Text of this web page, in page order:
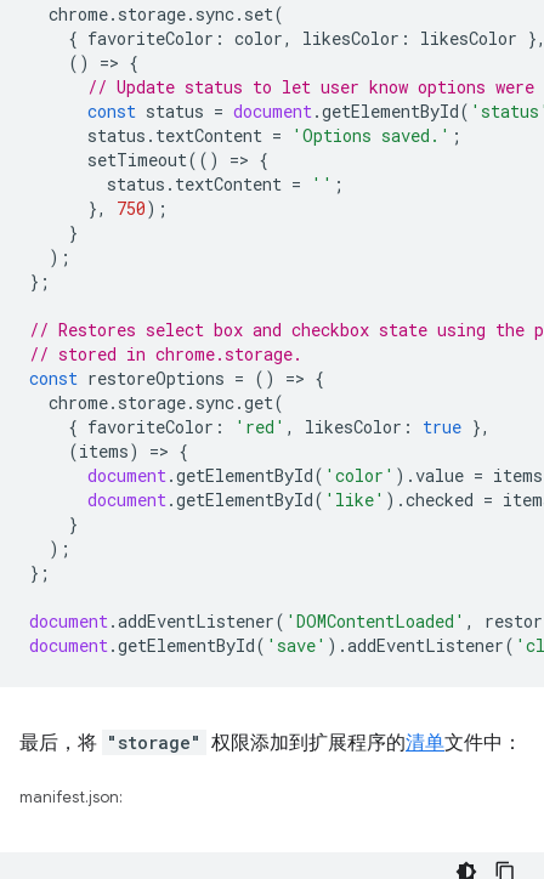
chrome. storage. sync. set(
{ favoriteColor : color, likesColor : likesColor
()
=> {
// Update status to let user know options were
const status = document.getElementById(
status . textContent = 'Options saved.' ;
setTimeout(() => {
status . textContent = '' ;
},
750);
}
);
};
// Restores select box and checkbox state using the
// stored in chrome.storage.
const restoreOptions = () => {
chrome. storage. sync.get(
{ favoriteColor : 'red' , likesColor : true },
(items) => {
document.getElementById( 'color' ).value = items
document.getElementById( 'like' ).checked =
}
);
};
document.addEventListener( 'DOMContentLoaded' ,
document.getElementById( 'save' ).addEventListener(
最后，将 "storage" 权限添加到扩展程序的清单文件中：
manifest.json: